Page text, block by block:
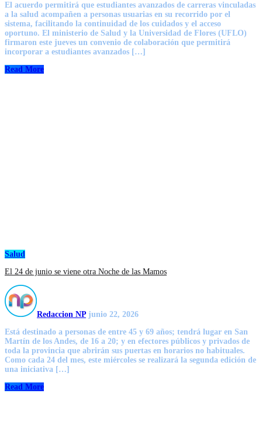
El acuerdo permitirá que estudiantes avanzados de carreras vinculadas
a la salud acompañen a personas usuarias en su recorrido por el
sistema, facilitando la continuidad de los cuidados y el acceso
oportuno. El ministerio de Salud y la Universidad de Flores (UFLO)
firmaron este jueves un convenio de colaboración que permitirá
incorporar a estudiantes avanzados […]
Read More
Salud
El 24 de junio se viene otra Noche de las Mamos
Redaccion NP junio 22, 2026
Está destinado a personas de entre 45 y 69 años; tendrá lugar en San
Martín de los Andes, de 16 a 20; y en efectores públicos y privados de
toda la provincia que abrirán sus puertas en horarios no habituales.
Como cada 24 del mes, este miércoles se realizará la segunda edición de
una iniciativa […]
Read More